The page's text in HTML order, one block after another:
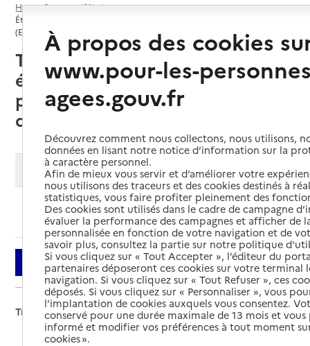
Haute-Garonne (31)
Établissement d'hébergement pour personnes âgées dépendantes
(EHPAD)
Toulouse (31000) : liste des 29
établissements d'hébergement
pour personnes âgées
dépendantes (EHPAD)
Modifier ma recherche
Ajouter cette recherche aux favoris
Filtrer
Trier par :
À propos des cookies
www.pour-les-
agees.gouv.fr
Découvrez comment nous collectons, nous utilisons,
données en lisant notre notice d’information sur la
à caractère personnel.
Afin de mieux vous servir et d’améliorer votre
nous utilisons des traceurs et des cookies destinés à
statistiques, vous faire profiter pleinement des
Des cookies sont utilisés dans le cadre de campagne
évaluer la performance des campagnes et afficher de
personnalisée en fonction de votre navigation et de
savoir plus, consultez la partie sur notre politique
Si vous cliquez sur « Tout Accepter », l’éditeur du
partenaires déposeront ces cookies sur votre terminal
navigation. Si vous cliquez sur « Tout Refuser », ces
déposés. Si vous cliquez sur « Personnaliser », vous
l’implantation de cookies auxquels vous consentez.
conservé pour une durée maximale de 13 mois et
informé et modifier vos préférences à tout moment
cookies ».